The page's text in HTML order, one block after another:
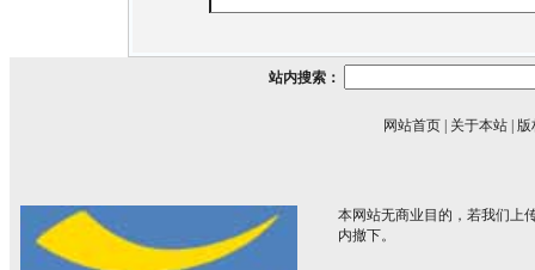
站内搜索：
网站首页 关于本站 版
本网站无商业目的，若我们上
内撤下。